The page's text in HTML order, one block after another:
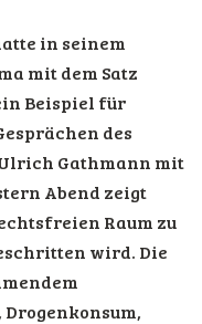
in seinem
mit dem Satz
Beispiel für
des
Gathmann mit
Abend zeigt
Raum zu
wird. Die